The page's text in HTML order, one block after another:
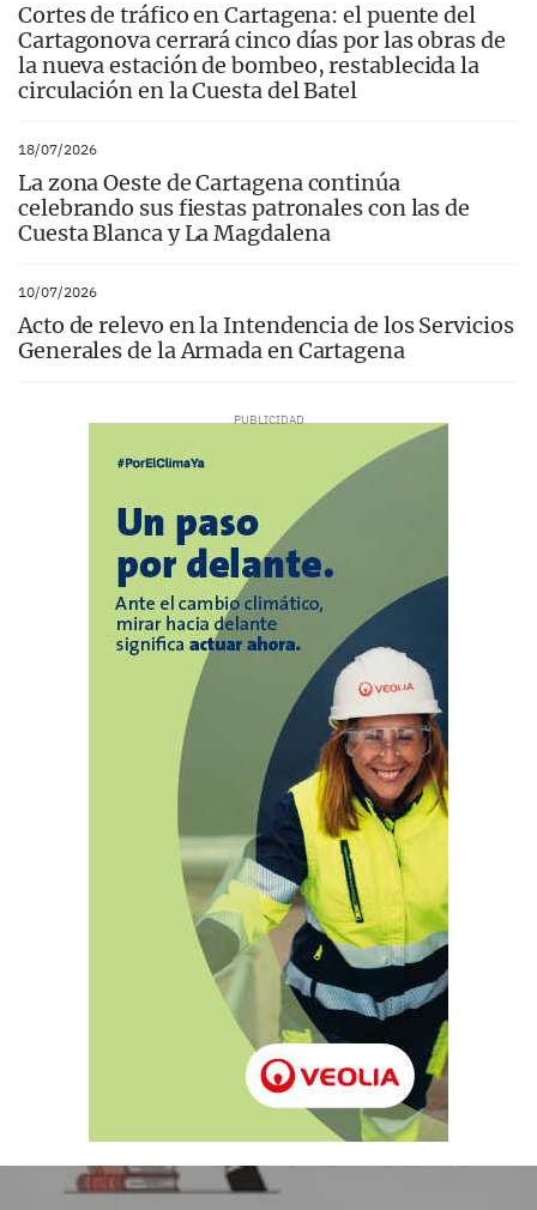
Cortes de tráfico en Cartagena: el puente del
Cartagonova cerrará cinco días por las obras de
la nueva estación de bombeo, restablecida la
circulación en la Cuesta del Batel
18/07/2026
La zona Oeste de Cartagena continúa
celebrando sus fiestas patronales con las de
Cuesta Blanca y La Magdalena
10/07/2026
Acto de relevo en la Intendencia de los Servicios
Generales de la Armada en Cartagena